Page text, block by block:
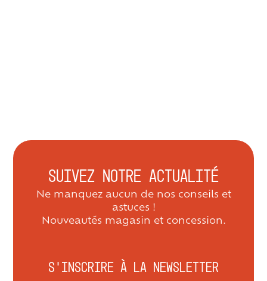
Suivez notre actualité
Ne manquez aucun de nos conseils et
astuces !
Nouveautés magasin et concession.
S’inscrire à la newsletter